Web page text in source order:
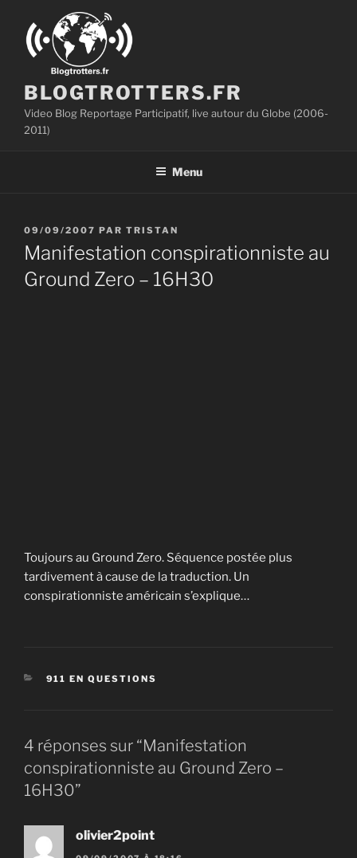
contenu
BLOGTROTTERS.FR
Video Blog Reportage Participatif, live autour du Globe (2006-
2011)
Menu
PUBLIÉ
LE
09/09/2007 PAR TRISTAN
Manifestation conspirationniste au
Ground Zero – 16H30
Toujours au Ground Zero. Séquence postée plus
tardivement à cause de la traduction. Un
conspirationniste américain s’explique…
CATÉGORIES
911 EN QUESTIONS
4 réponses sur “Manifestation
conspirationniste au Ground Zero –
16H30”
olivier2point